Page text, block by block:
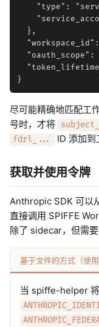
"type":
  },
"oauth_scope":
尽可能精确地匹配工
号时，才将
fdrl_...
ID 添加到
获取并使用令牌
Anthropic SDK 可以
直接调用 SPIFFE
除了 sidecar，但需
基于文件的方式（使
当 spiffe-helper